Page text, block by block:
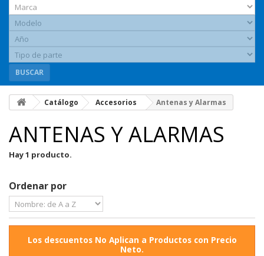
BUSCAR
Catálogo Accesorios Antenas y Alarmas
ANTENAS Y ALARMAS
Hay 1 producto.
Ordenar por
Los descuentos No Aplican a Productos con Precio
Neto.